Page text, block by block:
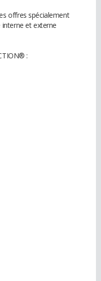
offres spécialement
et externe
: